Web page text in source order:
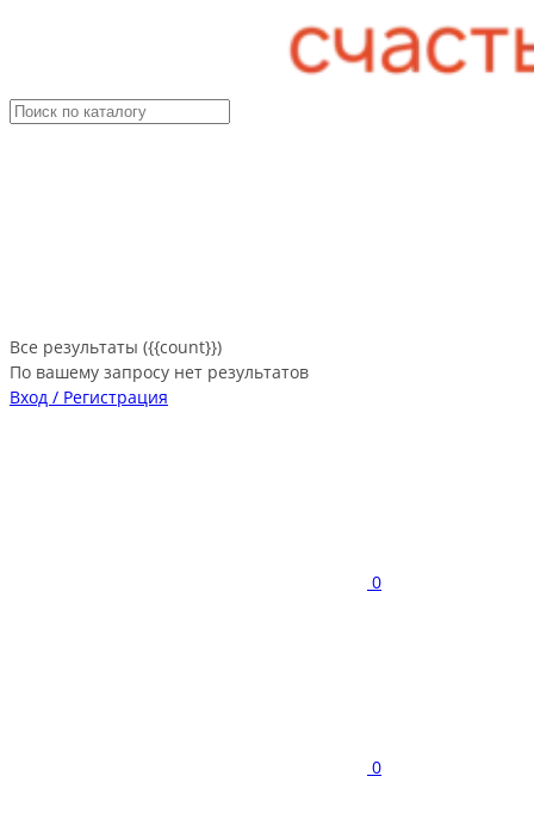
Все результаты ({{count}})
По вашему запросу нет результатов
Вход / Регистрация
0
0